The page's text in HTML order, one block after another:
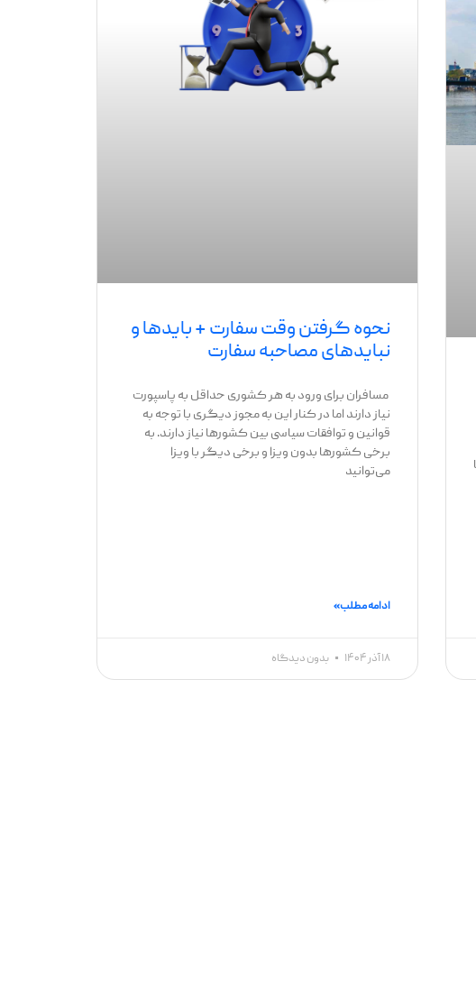
نحوه گرفتن وقت سفارت + بایدها و
نبایدهای مصاحبه سفارت
مسافران برای ورود به هر کشوری حداقل به پاسپورت
نیاز دارند اما در کنار این به مجوز دیگری با توجه به
قوانین و توافقات سیاسی بین کشورها نیاز دارند. به
برخی کشورها بدون ویزا و برخی دیگر با ویزا
می‌توانید
ادامه مطلب »
۱۸ آذر ۱۴۰۴ بدون دیدگاه